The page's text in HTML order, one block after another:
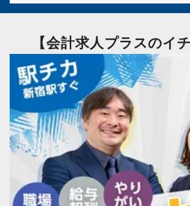
【会計求人プラスのイ